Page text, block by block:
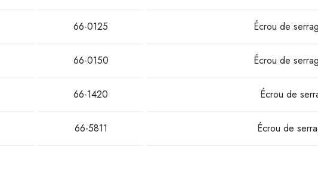
66-0125 Écrou de
66-0150 Écrou de
66-1420 Écrou de
66-5811 Écrou de